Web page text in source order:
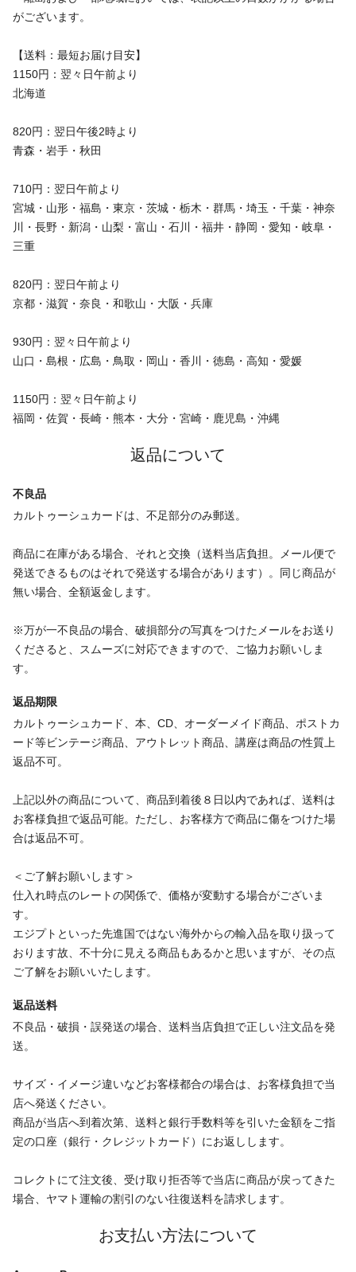
がございます。
【送料：最短お届け目安】
1150円：翌々日午前より
北海道
820円：翌日午後2時より
青森・岩手・秋田
710円：翌日午前より
宮城・山形・福島・東京・茨城・栃木・群馬・埼玉・千葉・神奈
川・長野・新潟・山梨・富山・石川・福井・静岡・愛知・岐阜・
三重
820円：翌日午前より
京都・滋賀・奈良・和歌山・大阪・兵庫
930円：翌々日午前より
山口・島根・広島・鳥取・岡山・香川・徳島・高知・愛媛
1150円：翌々日午前より
福岡・佐賀・長崎・熊本・大分・宮崎・鹿児島・沖縄
返品について
不良品
カルトゥーシュカードは、不足部分のみ郵送。
商品に在庫がある場合、それと交換（送料当店負担。メール便で
発送できるものはそれで発送する場合があります）。同じ商品が
無い場合、全額返金します。
※万が一不良品の場合、破損部分の写真をつけたメールをお送り
くださると、スムーズに対応できますので、ご協力お願いしま
す。
返品期限
カルトゥーシュカード、本、CD、オーダーメイド商品、ポストカ
ード等ビンテージ商品、アウトレット商品、講座は商品の性質上
返品不可。
上記以外の商品について、商品到着後８日以内であれば、送料は
お客様負担で返品可能。ただし、お客様方で商品に傷をつけた場
合は返品不可。
＜ご了解お願いします＞
仕入れ時点のレートの関係で、価格が変動する場合がございま
す。
エジプトといった先進国ではない海外からの輸入品を取り扱って
おります故、不十分に見える商品もあるかと思いますが、その点
ご了解をお願いいたします。
返品送料
不良品・破損・誤発送の場合、送料当店負担で正しい注文品を発
送。
サイズ・イメージ違いなどお客様都合の場合は、お客様負担で当
店へ発送ください。
商品が当店へ到着次第、送料と銀行手数料等を引いた金額をご指
定の口座（銀行・クレジットカード）にお返しします。
コレクトにて注文後、受け取り拒否等で当店に商品が戻ってきた
場合、ヤマト運輸の割引のない往復送料を請求します。
お支払い方法について